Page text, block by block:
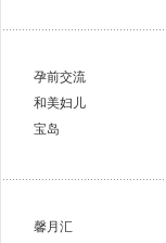
孕前交流
和美妇儿
宝岛
馨月汇